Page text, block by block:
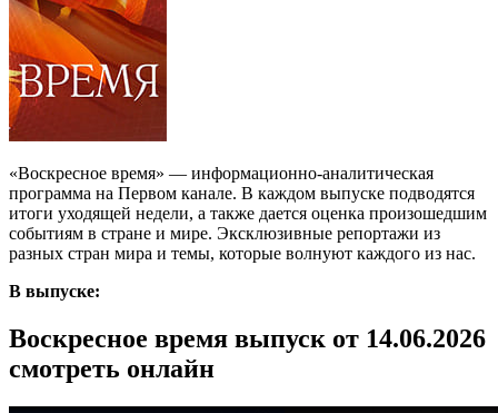
«Воскресное время» — информационно-аналитическая
программа на Первом канале. В каждом выпуске подводятся
итоги уходящей недели, а также дается оценка произошедшим
событиям в стране и мире. Эксклюзивные репортажи из
разных стран мира и темы, которые волнуют каждого из нас.
В выпуске:
Воскресное время выпуск от 14.06.2026
смотреть онлайн